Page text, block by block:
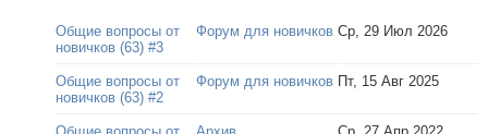
Общие вопросы от
новичков (63) #3
Форум для новичков Ср, 29 Июл 2026
Общие вопросы от
новичков (63) #2
Форум для новичков Пт, 15 Авг 2025